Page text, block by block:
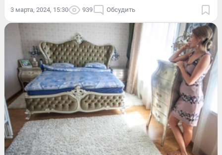
3 марта, 2024, 15:30 939 Обсудить